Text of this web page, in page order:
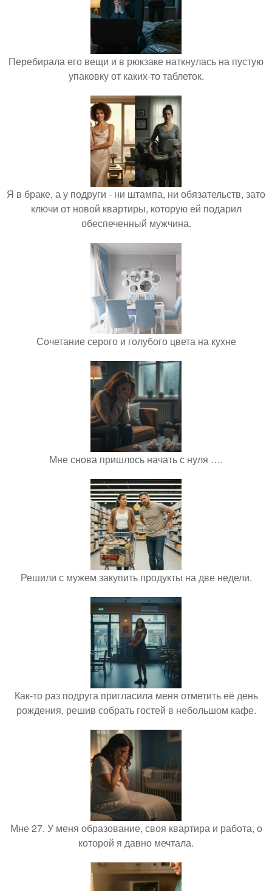
Перебирала его вещи и в рюкзаке наткнулась на пустую
упаковку от каких-то таблеток.
Я в браке, а у подруги - ни штампа, ни обязательств, зато
ключи от новой квартиры, которую ей подарил
обеспеченный мужчина.
Сочетание серого и голубого цвета на кухне
Мне снова пришлось начать с нуля ….
Решили с мужем закупить продукты на две недели.
Как-то раз подруга пригласила меня отметить её день
рождения, решив собрать гостей в небольшом кафе.
Мне 27. У меня образование, своя квартира и работа, о
которой я давно мечтала.